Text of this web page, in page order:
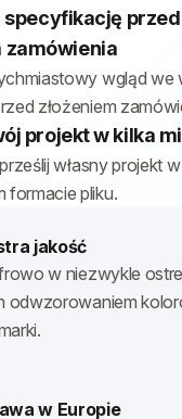
specyfikację przed
zamówienia
wgląd we
złożeniem
projekt w kilka
własny projekt w
formacie pliku.
jakość
w niezwykle
odwzorowaniem
w Europie